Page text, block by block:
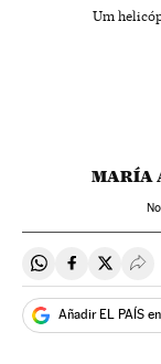
Um
MARÍA
Compartir en
Compartir
Añadir EL PAÍS